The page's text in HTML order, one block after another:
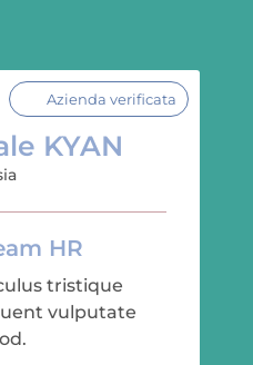
Azienda verificata
KYAN
HR
tristique
vulputate